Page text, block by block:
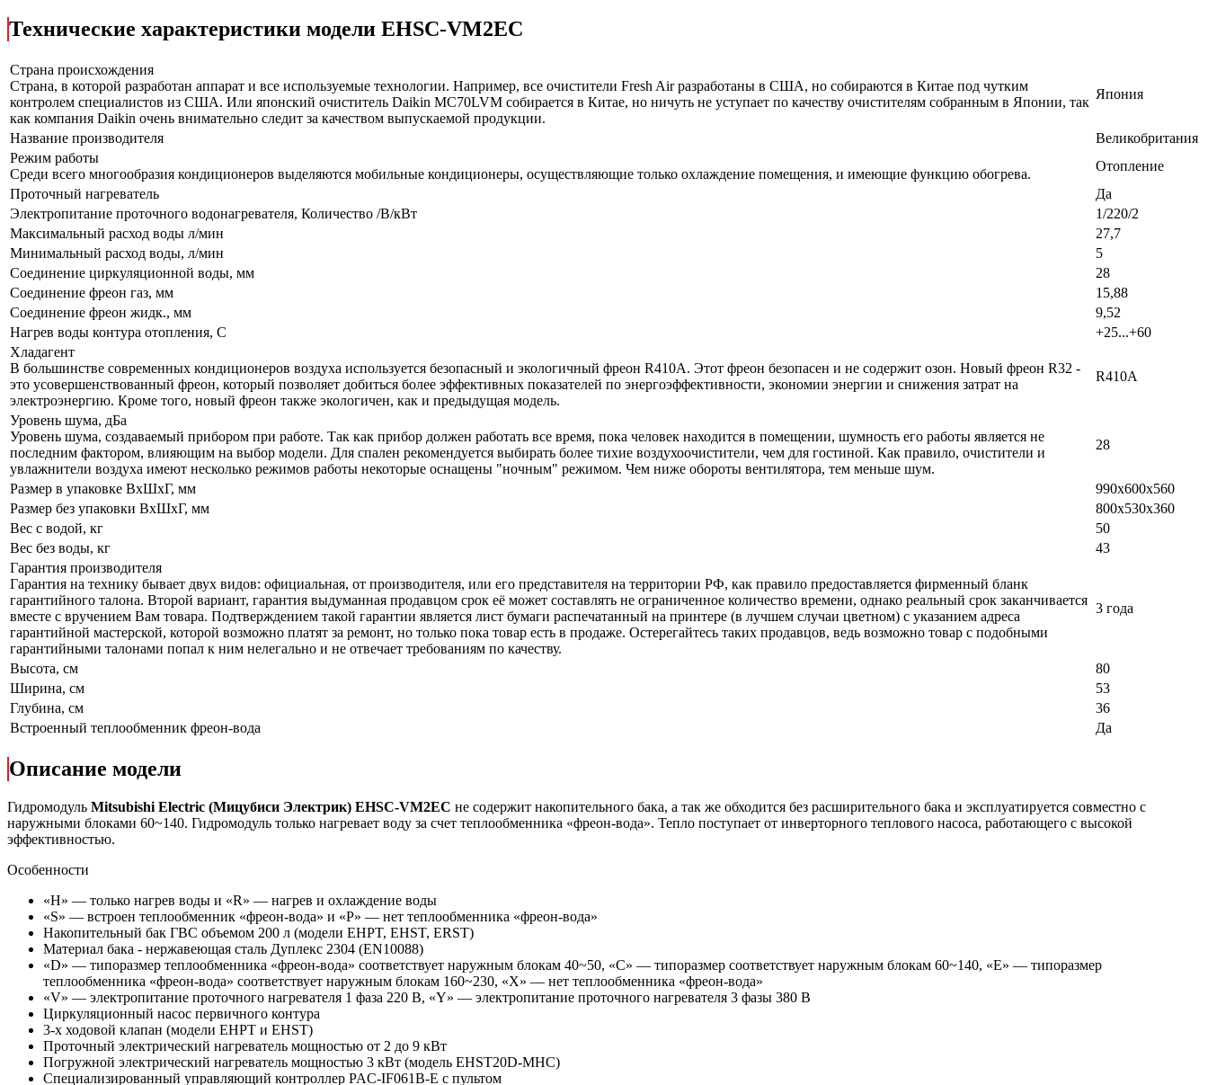
Технические характеристики модели EHSC-VM2EC
Страна происхождения
Страна, в которой разработан аппарат и все используемые технологии. Например, все очистители Fresh Air разработаны в США, но собираются в Китае под чутким
контролем специалистов из США. Или японский очиститель Daikin MC70LVM собирается в Китае, но ничуть не уступает по качеству очистителям собранным в Японии, так
как компания Daikin очень внимательно следит за качеством выпускаемой продукции.
Япония
Название производителя
Великобритания
Режим работы
Среди всего многообразия кондиционеров выделяются мобильные кондиционеры, осуществляющие только охлаждение помещения, и имеющие функцию обогрева.
Отопление
Проточный нагреватель
Да
Электропитание проточного водонагревателя, Количество /В/кВт
1/220/2
Максимальный расход воды л/мин
27,7
Минимальный расход воды, л/мин
5
Соединение циркуляционной воды, мм
28
Соединение фреон газ, мм
15,88
Соединение фреон жидк., мм
9,52
Нагрев воды контура отопления, С
+25...+60
Хладагент
В большинстве современных кондиционеров воздуха используется безопасный и экологичный фреон R410A. Этот фреон безопасен и не содержит озон. Новый фреон R32 -
это усовершенствованный фреон, который позволяет добиться более эффективных показателей по энергоэффективности, экономии энергии и снижения затрат на
электроэнергию. Кроме того, новый фреон также экологичен, как и предыдущая модель.
R410A
Уровень шума, дБа
Уровень шума, создаваемый прибором при работе. Так как прибор должен работать все время, пока человек находится в помещении, шумность его работы является не
последним фактором, влияющим на выбор модели. Для спален рекомендуется выбирать более тихие воздухоочистители, чем для гостиной. Как правило, очистители и
увлажнители воздуха имеют несколько режимов работы некоторые оснащены "ночным" режимом. Чем ниже обороты вентилятора, тем меньше шум.
28
Размер в упаковке ВхШхГ, мм
990х600х560
Размер без упаковки ВхШхГ, мм
800х530х360
Вес с водой, кг
50
Вес без воды, кг
43
Гарантия производителя
Гарантия на технику бывает двух видов: официальная, от производителя, или его представителя на территории РФ, как правило предоставляется фирменный бланк
гарантийного талона. Второй вариант, гарантия выдуманная продавцом срок её может составлять не ограниченное количество времени, однако реальный срок заканчивается
вместе с вручением Вам товара. Подтверждением такой гарантии является лист бумаги распечатанный на принтере (в лучшем случаи цветном) с указанием адреса
гарантийной мастерской, которой возможно платят за ремонт, но только пока товар есть в продаже. Остерегайтесь таких продавцов, ведь возможно товар с подобными
гарантийными талонами попал к ним нелегально и не отвечает требованиям по качеству.
3 года
Высота, см
80
Ширина, см
53
Глубина, см
36
Встроенный теплообменник фреон-вода
Да
Описание модели
Гидромодуль Mitsubishi Electric (Мицубиси Электрик) EHSC-VM2EC не содержит накопительного бака, а так же обходится без расширительного бака и эксплуатируется совместно с
наружными блоками 60~140. Гидромодуль только нагревает воду за счет теплообменника «фреон-вода». Тепло поступает от инверторного теплового насоса, работающего с высокой
эффективностью.
Особенности
«H» — только нагрев воды и «R» — нагрев и охлаждение воды
«S» — встроен теплообменник «фреон-вода» и «P» — нет теплообменника «фреон-вода»
Накопительный бак ГВС объемом 200 л (модели EHPT, EHST, ERST)
Материал бака - нержавеющая сталь Дуплекс 2304 (EN10088)
«D» — типоразмер теплообменника «фреон-вода» соответствует наружным блокам 40~50, «C» — типоразмер соответствует наружным блокам 60~140, «E» — типоразмер
теплообменника «фреон-вода» соответствует наружным блокам 160~230, «X» — нет теплообменника «фреон-вода»
«V» — электропитание проточного нагревателя 1 фаза 220 В, «Y» — электропитание проточного нагревателя 3 фазы 380 В
Циркуляционный насос первичного контура
3-х ходовой клапан (модели EHPT и EHST)
Проточный электрический нагреватель мощностью от 2 до 9 кВт
Погружной электрический нагреватель мощностью 3 кВт (модель EHST20D-MHC)
Специализированный управляющий контроллер PAC-IF061B-E с пультом